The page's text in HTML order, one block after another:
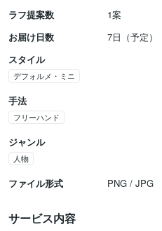
ラフ提案数
1案
お届け日数
7日（予定）
スタイル
デフォルメ・ミニ
手法
フリーハンド
ジャンル
人物
ファイル形式 PNG / JPG
サービス内容